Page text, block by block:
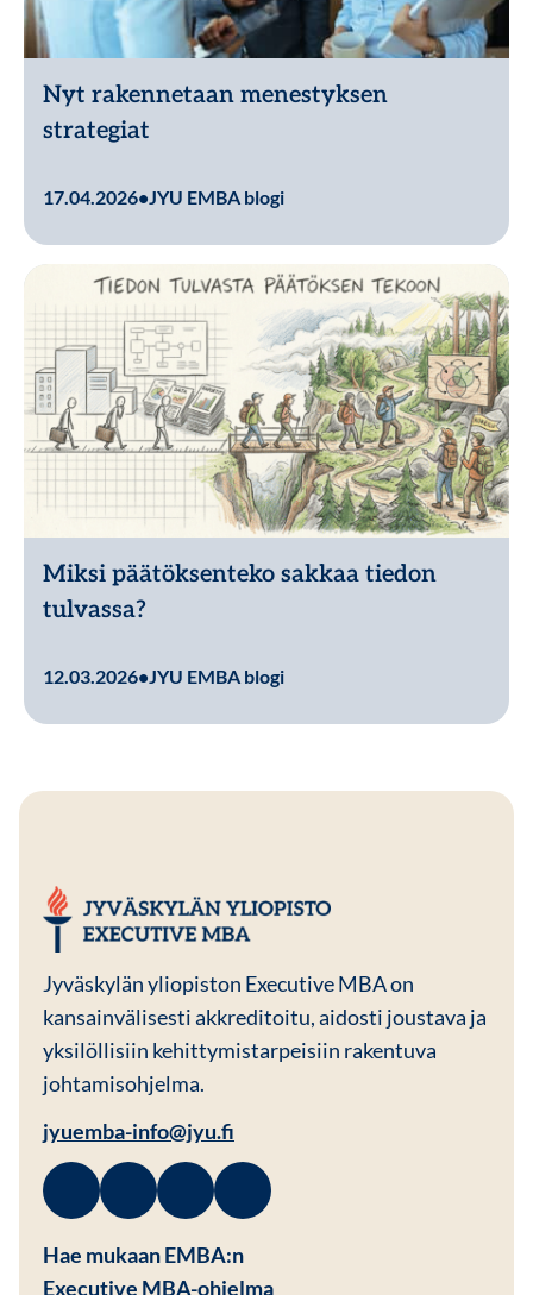
Nyt rakennetaan menestyksen
strategiat
17.04.2026•JYU EMBA blogi
Miksi päätöksenteko sakkaa tiedon
tulvassa?
12.03.2026• JYU EMBA blogi
Jyväskylän yliopiston Executive MBA on
kansainvälisesti akkreditoitu, aidosti joustava ja
yksilöllisiin kehittymistarpeisiin rakentuva
johtamisohjelma.
jyuemba-info@jyu.fi
Facebook
Avautuu uuteen ikkunaan
Linkedin
Avautuu uuteen ikkunaan
Instagram
Avautuu uuteen ikkunaan
Youtube
Avautuu uuteen ikkunaan
Hae mukaan EMBA:n
Executive MBA-ohjelma